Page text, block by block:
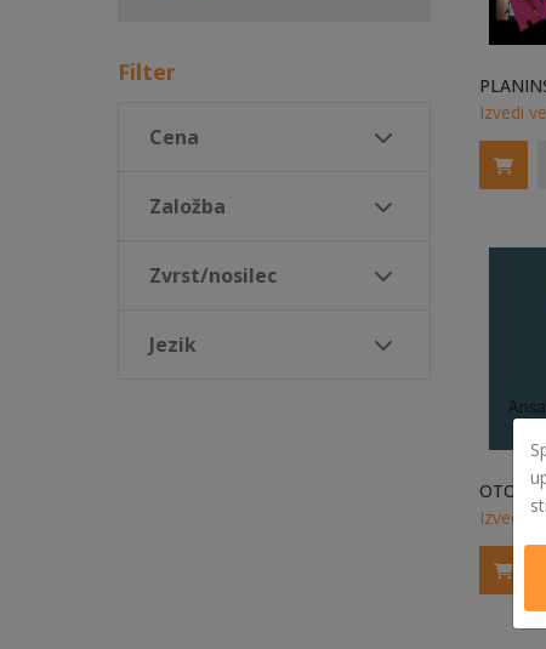
Izvedi
Izvedi
Filter
Cena
Založba
Zvrst/nosilec
Jezik